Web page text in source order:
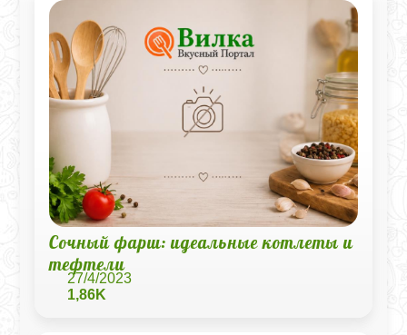
Сочный фарш: идеальные котлеты и
тефтели
27/4/2023
1,86K